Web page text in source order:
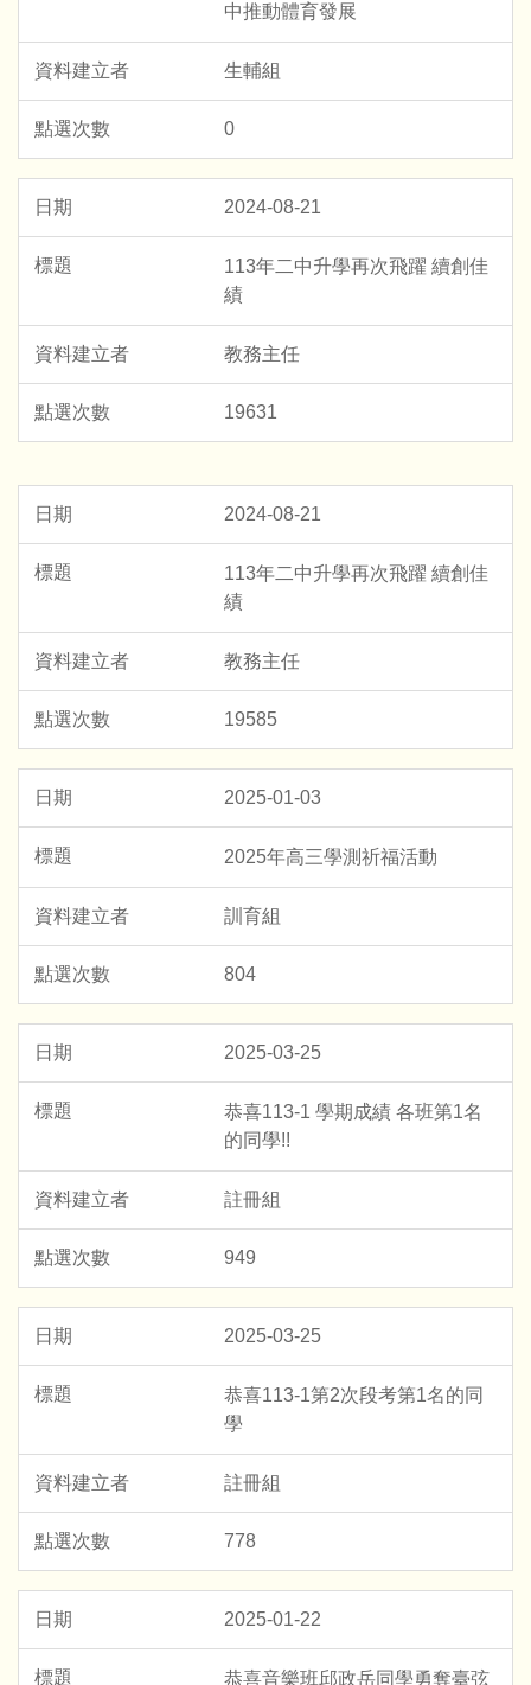
中推動體育發展
生輔組
0
2024-08-21
113年二中升學再次飛躍 續創佳
績
教務主任
19631
2024-08-21
113年二中升學再次飛躍 續創佳
績
教務主任
19585
2025-01-03
2025年高三學測祈福活動
訓育組
804
2025-03-25
恭喜113-1 學期成績 各班第1名
的同學!!
註冊組
949
2025-03-25
恭喜113-1第2次段考第1名的同
學
註冊組
778
2025-01-22
恭喜音樂班邱政岳同學勇奪臺弦